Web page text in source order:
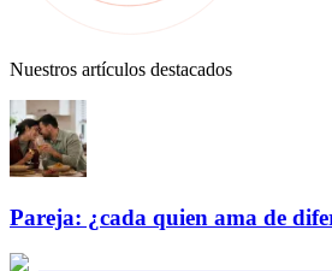
Nuestros artículos destacados
Pareja: ¿cada quien ama de